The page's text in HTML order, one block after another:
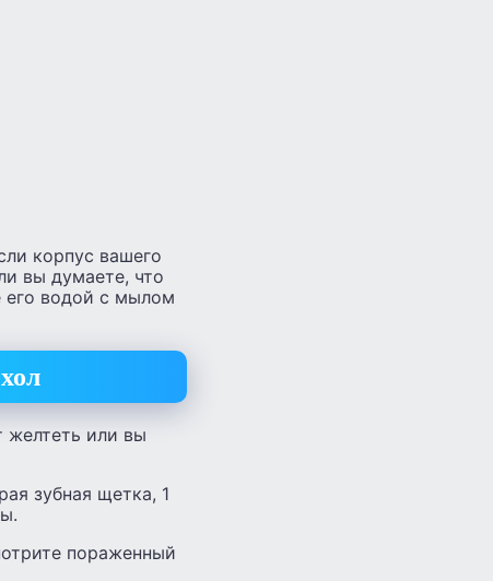
корпус вашего
вы думаете, что
его водой с мылом
желтеть или вы
зубная щетка, 1
пораженный